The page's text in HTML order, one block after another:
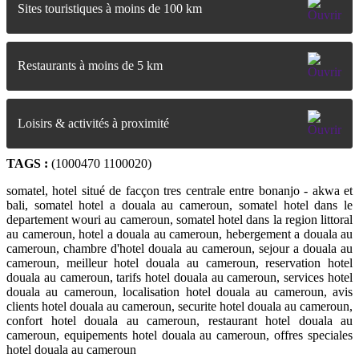
Sites touristiques à moins de 100 km
Restaurants à moins de 5 km
Loisirs & activités à proximité
TAGS : (1000470 1100020)
somatel, hotel situé de facçon tres centrale entre bonanjo - akwa et
bali, somatel hotel a douala au cameroun, somatel hotel dans le
departement wouri au cameroun, somatel hotel dans la region littoral
au cameroun, hotel a douala au cameroun, hebergement a douala au
cameroun, chambre d'hotel douala au cameroun, sejour a douala au
cameroun, meilleur hotel douala au cameroun, reservation hotel
douala au cameroun, tarifs hotel douala au cameroun, services hotel
douala au cameroun, localisation hotel douala au cameroun, avis
clients hotel douala au cameroun, securite hotel douala au cameroun,
confort hotel douala au cameroun, restaurant hotel douala au
cameroun, equipements hotel douala au cameroun, offres speciales
hotel douala au cameroun